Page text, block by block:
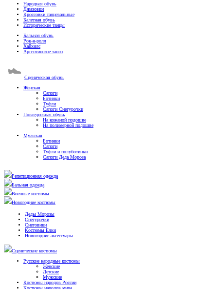
Народная обувь
Джазовки
Кроссовки танцевальные
Балетная обувь
Исторические танцы
Бальная обувь
Рок-н-ролл
Хайхилс
Аргентинское танго
Сценическая обувь
Женская
Сапоги
Ботинки
Туфли
Сапоги Снегурочки
Повседневная обувь
На кожаной подошве
На полимерной подошве
Мужская
Ботинки
Сапоги
Туфли и полуботинки
Сапоги Деда Мороза
Репетиционная одежда
Бальная одежда
Военные костюмы
Новогодние костюмы
Деды Морозы
Снегурочки
Снеговики
Костюмы Елки
Новогодние аксессуары
Сценические костюмы
Русские народные костюмы
Женские
Детские
Мужские
Костюмы народов России
Костюмы народов мира